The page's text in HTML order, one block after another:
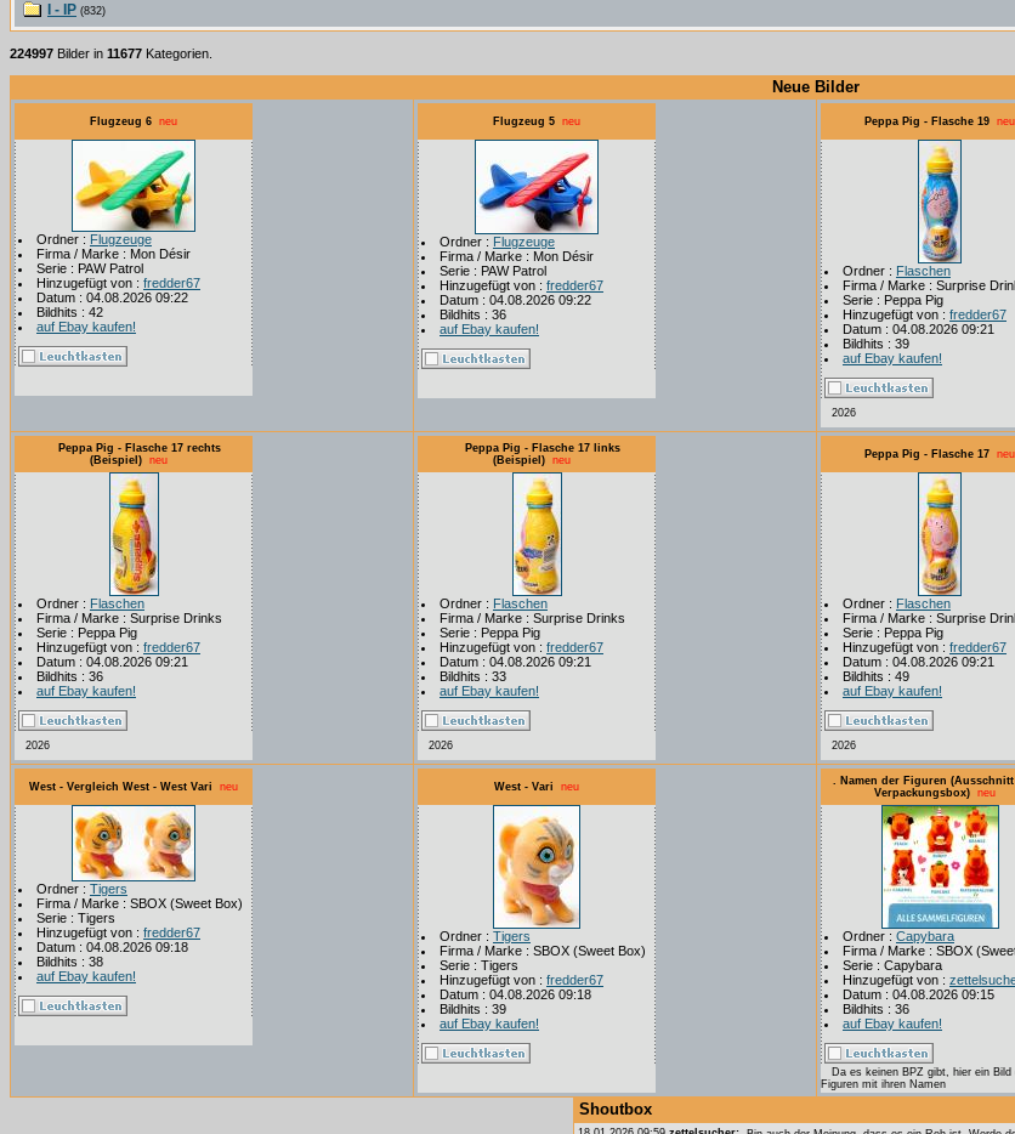
I - IP (832)
224997 Bilder in 11677 Kategorien.
Neue Bilder
Flugzeug 6 neu
Ordner : Flugzeuge
Firma / Marke : Mon Désir
Serie : PAW Patrol
Hinzugefügt von : fredder67
Datum : 04.08.2026 09:22
Bildhits : 42
auf Ebay kaufen!
Flugzeug 5 neu
Ordner : Flugzeuge
Firma / Marke : Mon Désir
Serie : PAW Patrol
Hinzugefügt von : fredder67
Datum : 04.08.2026 09:22
Bildhits : 36
auf Ebay kaufen!
Peppa Pig - Flasche 19 neu
Ordner : Flaschen
Firma / Marke : Surprise
Serie : Peppa Pig
Hinzugefügt von : fredder67
Datum : 04.08.2026 09:21
Bildhits : 39
auf Ebay kaufen!
2026
Peppa Pig - Flasche 17 rechts
(Beispiel)
neu
Ordner : Flaschen
Firma / Marke : Surprise Drinks
Serie : Peppa Pig
Hinzugefügt von : fredder67
Datum : 04.08.2026 09:21
Bildhits : 36
auf Ebay kaufen!
2026
Peppa Pig - Flasche 17 links
(Beispiel)
neu
Ordner : Flaschen
Firma / Marke : Surprise Drinks
Serie : Peppa Pig
Hinzugefügt von : fredder67
Datum : 04.08.2026 09:21
Bildhits : 33
auf Ebay kaufen!
2026
Peppa Pig - Flasche 17 neu
Ordner : Flaschen
Firma / Marke : Surprise
Serie : Peppa Pig
Hinzugefügt von : fredder67
Datum : 04.08.2026 09:21
Bildhits : 49
auf Ebay kaufen!
2026
West - Vergleich West - West Vari neu
Ordner : Tigers
Firma / Marke : SBOX (Sweet Box)
Serie : Tigers
Hinzugefügt von : fredder67
Datum : 04.08.2026 09:18
Bildhits : 38
auf Ebay kaufen!
West - Vari neu
Ordner : Tigers
Firma / Marke : SBOX (Sweet Box)
Serie : Tigers
Hinzugefügt von : fredder67
Datum : 04.08.2026 09:18
Bildhits : 39
auf Ebay kaufen!
. Namen der Figuren
Verpackungsbox)
neu
Ordner : Capybara
Firma / Marke : SBOX
Serie : Capybara
Hinzugefügt von :
Datum : 04.08.2026 09:15
Bildhits : 36
auf Ebay kaufen!
Da es keinen BPZ gibt, hier ein Bild
Figuren mit ihren Namen
Shoutbox